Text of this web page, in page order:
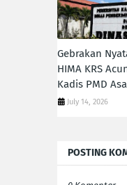
Gebrakan
HIMA KRS
Kadis PMD
July 14, 2026
POSTING